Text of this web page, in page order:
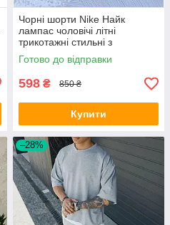
Чорні шорти Nike Найк
лампас чоловічі літні
трикотажні стильні з
логотипом для
повсякденного носіння
Готово до відправки
598 ₴ 850 ₴
Купити
–28%